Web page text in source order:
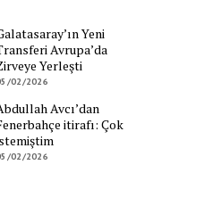
Yeni
Avrupa’da
Yerleşti
02/2026
Avcı’dan
itirafı: Çok
02/2026